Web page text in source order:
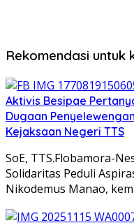
Rekomendasi untuk
Aktivis Besipae
Dugaan
Kejaksaan Negeri TTS
SoE, TTS.Flobamora-
Solidaritas Peduli
Nikodemus Manao,